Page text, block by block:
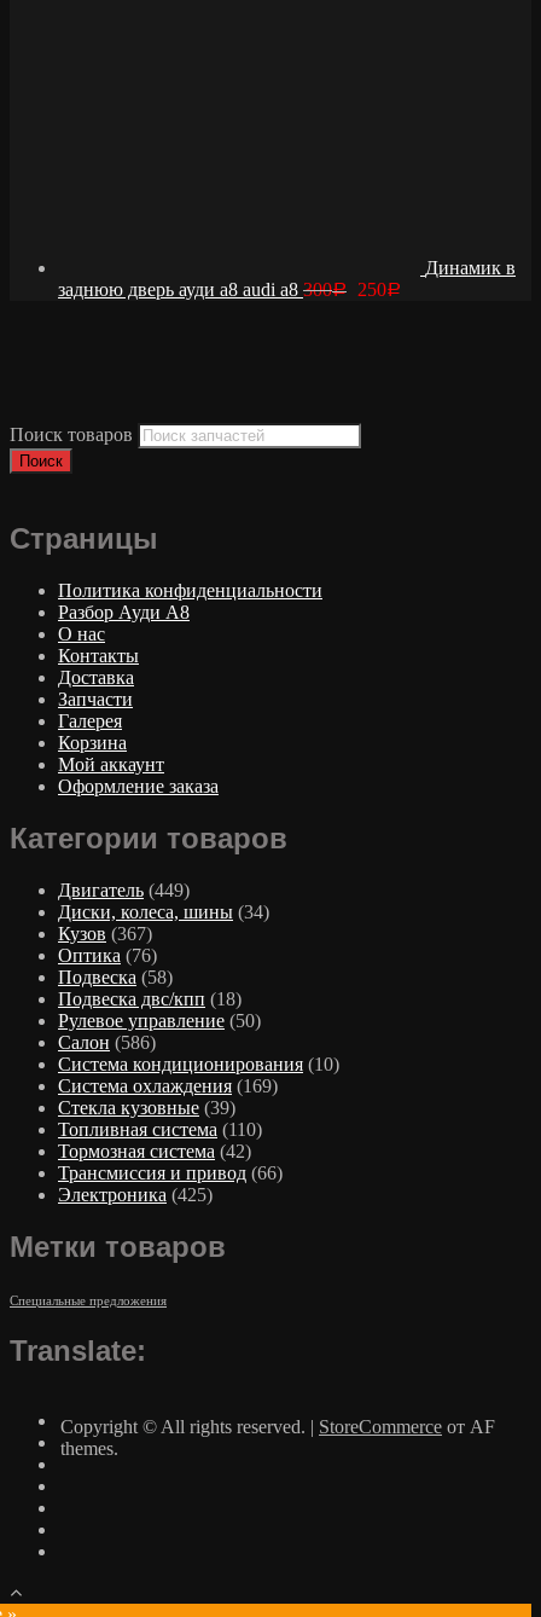
Динамик в
заднюю дверь ауди а8 audi a8 300Р 250Р
Поиск товаров
Поиск
Страницы
Политика конфиденциальности
Разбор Ауди А8
О нас
Контакты
Доставка
Запчасти
Галерея
Корзина
Мой аккаунт
Оформление заказа
Категории товаров
Двигатель (449)
Диски, колеса, шины (34)
Кузов (367)
Оптика (76)
Подвеска (58)
Подвеска двс/кпп (18)
Рулевое управление (50)
Салон (586)
Система кондиционирования (10)
Система охлаждения (169)
Стекла кузовные (39)
Топливная система (110)
Тормозная система (42)
Трансмиссия и привод (66)
Электроника (425)
Метки товаров
Специальные предложения
Translate:
Copyright © All rights reserved. | StoreCommerce от AF
themes.